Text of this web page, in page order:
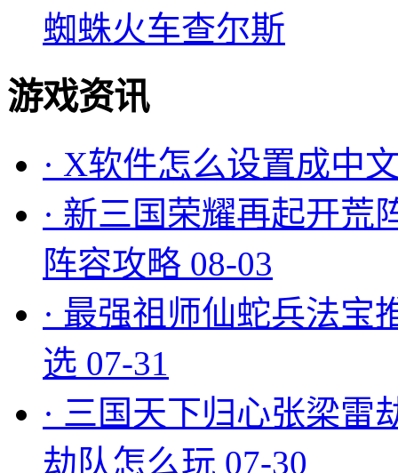
蜘蛛火车查尔斯
游戏资讯
· X软件怎么设置成中
· 新三国荣耀再起开荒
阵容攻略 08-03
· 最强祖师仙蛇兵法宝
选 07-31
· 三国天下归心张梁雷
劫队怎么玩 07-30